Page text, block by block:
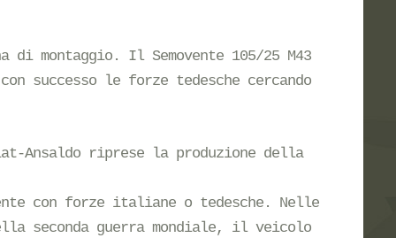
montaggio. Il Semovente 105/25 M43
successo le forze tedesche cercando
Ansaldo riprese la produzione della
con forze italiane o tedesche. Nelle
seconda guerra mondiale, il veicolo